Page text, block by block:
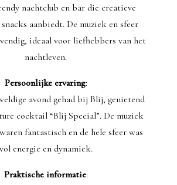
nachtclub en bar die creatieve
aanbiedt. De muziek en sfeer
ideaal voor liefhebbers van het
nachtleven.
Persoonlijke ervaring:
avond gehad bij Blij, genietend
cocktail “Blij Special”. De muziek
fantastisch en de hele sfeer was
vol energie en dynamiek.
Praktische informatie: